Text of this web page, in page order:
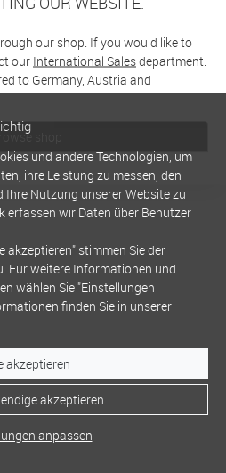
our shop. If you would like to
our International Salesdepartment.
to Germany, Austria and
shop
und andere Technologien, um
ihre Leistung zu messen, den
Nutzung unserer Website zu
erfassen wir Daten über Benutzer
akzeptieren" stimmen Sie der
Für weitere Informationen und
wählen Sie "Einstellungen
finden Sie in unserer
akzeptieren
akzeptieren
anpassen